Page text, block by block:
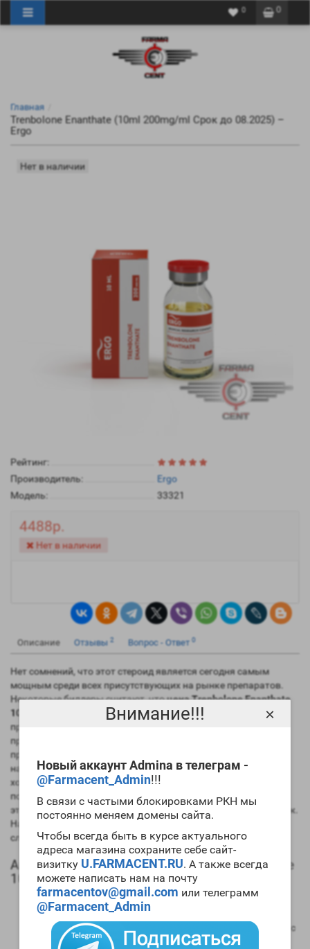
Внимание!!!
Новый аккаунт Admina в телеграм -
@Farmacent_Admin!!!
В связи с частыми блокировками РКН мы
постоянно меняем домены сайта.
Чтобы всегда быть в курсе актуального
адреса магазина сохраните себе сайт-
визитку U.FARMACENT.RU. А также всегда
можете написать нам на почту
farmacentov@gmail.com или телеграмм
@Farmacent_Admin
×
0
0
Главная
Trenbolone Enanthate (10ml 200mg/ml Срок до 08.2025) –
Ergo
Нет в наличии
Рейтинг:
Производитель:
Ergo
Модель:
33321
4488р.
Нет в наличии
Описание Отзывы 2 Вопрос - Ответ 0
Нет сомнений, что этот стероид является сегодня самым
мощным среди всех присутствующих на рынке препаратов.
Некоторые билдеры считают, чтоцена Trenbolone Enanthate
10ml Ergo
завышена, но после первого же правильно
проведенного цикла препарата мнение меняется на
противоположное. Сегодня спортивная фармакологическая
промышленность выпускает три эфира этого препарат, а
наиболее популярными являютсяацетати энантат. Если вы
хотите набирать большое количество
попробуйте
купить Trenbolone Enanthate 10ml Ergo
этом вы должны уже иметь значительный «химический» стаж.
Начинающим билдерам этот препарат использовать не
следует.
Анаболический профиль Trenbolone Enanthate
10ml Ergo
Анаболическая активность – 400 процентов в
сравнении мужским гормоном;
Андрогенная активность – 200 процентов в сравнении с
мужским гормоном;